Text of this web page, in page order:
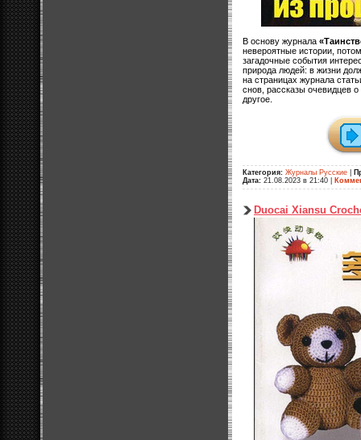
В основу журнала
невероятные истории,
загадочные события
природа людей: в жизни
на страницах журнала
снов, рассказы очевидцев
другое.
Категория: Журналы Русские
Дата: 21.08.2023 в 21:40
Duocai Xiansu